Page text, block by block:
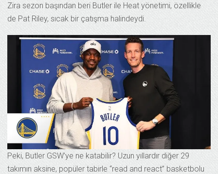
Zira sezon başından beri Butler ile Heat yönetimi, özellikle
de Pat Riley, sıcak bir çatışma halindeydi.
Peki, Butler GSW’ye ne katabilir? Uzun yıllardır diğer 29
takımın aksine, popüler tabirle “read and react” basketbolu